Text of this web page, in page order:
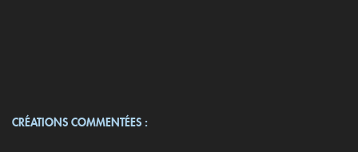
CRÉATIONS COMMENTÉES :